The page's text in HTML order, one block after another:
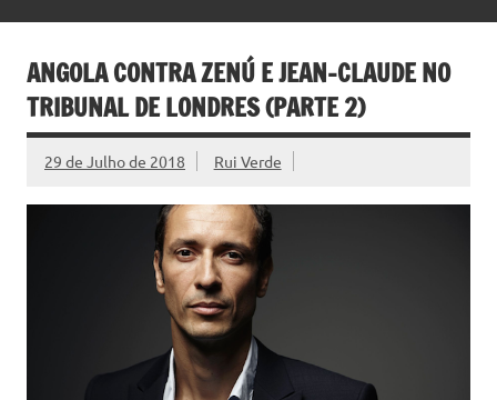
ANGOLA CONTRA ZENÚ E JEAN-CLAUDE NO
TRIBUNAL DE LONDRES (PARTE 2)
29 de Julho de 2018 Rui Verde